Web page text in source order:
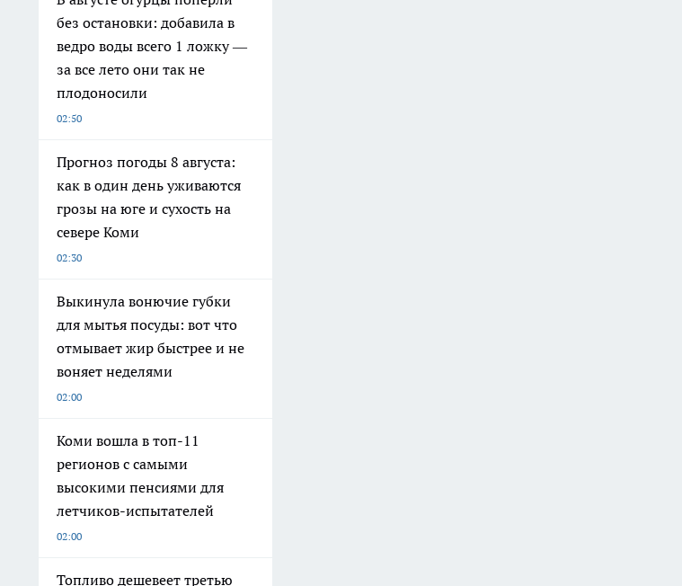
без остановки: добавила в
ведро воды всего 1 ложку —
за все лето они так не
плодоносили
02:50
Прогноз погоды 8 августа:
как в один день уживаются
грозы на юге и сухость на
севере Коми
02:30
Выкинула вонючие губки
для мытья посуды: вот что
отмывает жир быстрее и не
воняет неделями
02:00
Коми вошла в топ-11
регионов с самыми
высокими пенсиями для
летчиков-испытателей
02:00
Топливо дешевеет третью